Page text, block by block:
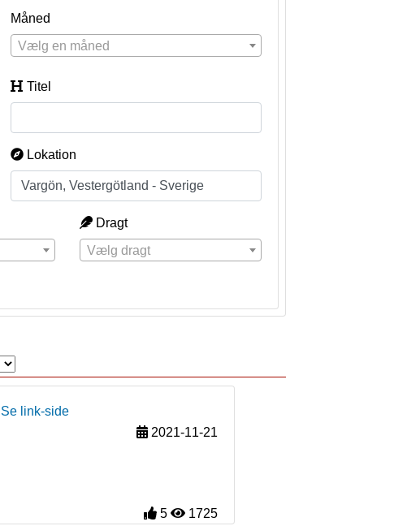
Måned
Vælg en måned
Titel
Lokation
Dragt
Vælg dragt
Se link-side
2021-11-21
5 1725